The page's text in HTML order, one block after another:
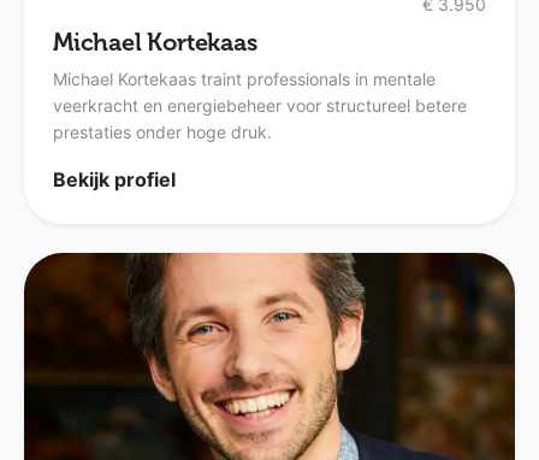
€ 3.950
Michael Kortekaas
Michael Kortekaas traint professionals in mentale
veerkracht en energiebeheer voor structureel betere
prestaties onder hoge druk.
Bekijk profiel